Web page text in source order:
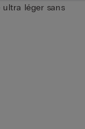
ultra léger sans